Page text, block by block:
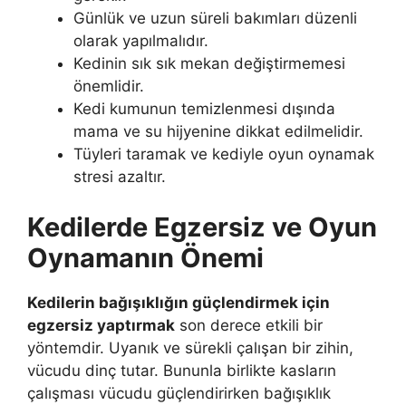
Günlük ve uzun süreli bakımları düzenli
olarak yapılmalıdır.
Kedinin sık sık mekan değiştirmemesi
önemlidir.
Kedi kumunun temizlenmesi dışında
mama ve su hijyenine dikkat edilmelidir.
Tüyleri taramak ve kediyle oyun oynamak
stresi azaltır.
Kedilerde Egzersiz ve Oyun
Oynamanın Önemi
Kedilerin bağışıklığın güçlendirmek için
egzersiz yaptırmak son derece etkili bir
yöntemdir. Uyanık ve sürekli çalışan bir zihin,
vücudu dinç tutar. Bununla birlikte kasların
çalışması vücudu güçlendirirken bağışıklık